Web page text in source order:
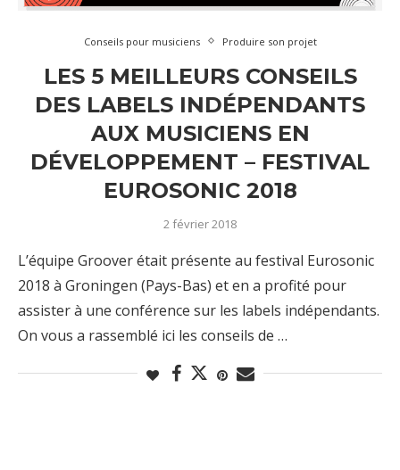
Conseils pour musiciens Produire son projet
LES 5 MEILLEURS CONSEILS
DES LABELS INDÉPENDANTS
AUX MUSICIENS EN
DÉVELOPPEMENT – FESTIVAL
EUROSONIC 2018
2 février 2018
L’équipe Groover était présente au festival Eurosonic
2018 à Groningen (Pays-Bas) et en a profité pour
assister à une conférence sur les labels indépendants.
On vous a rassemblé ici les conseils de …